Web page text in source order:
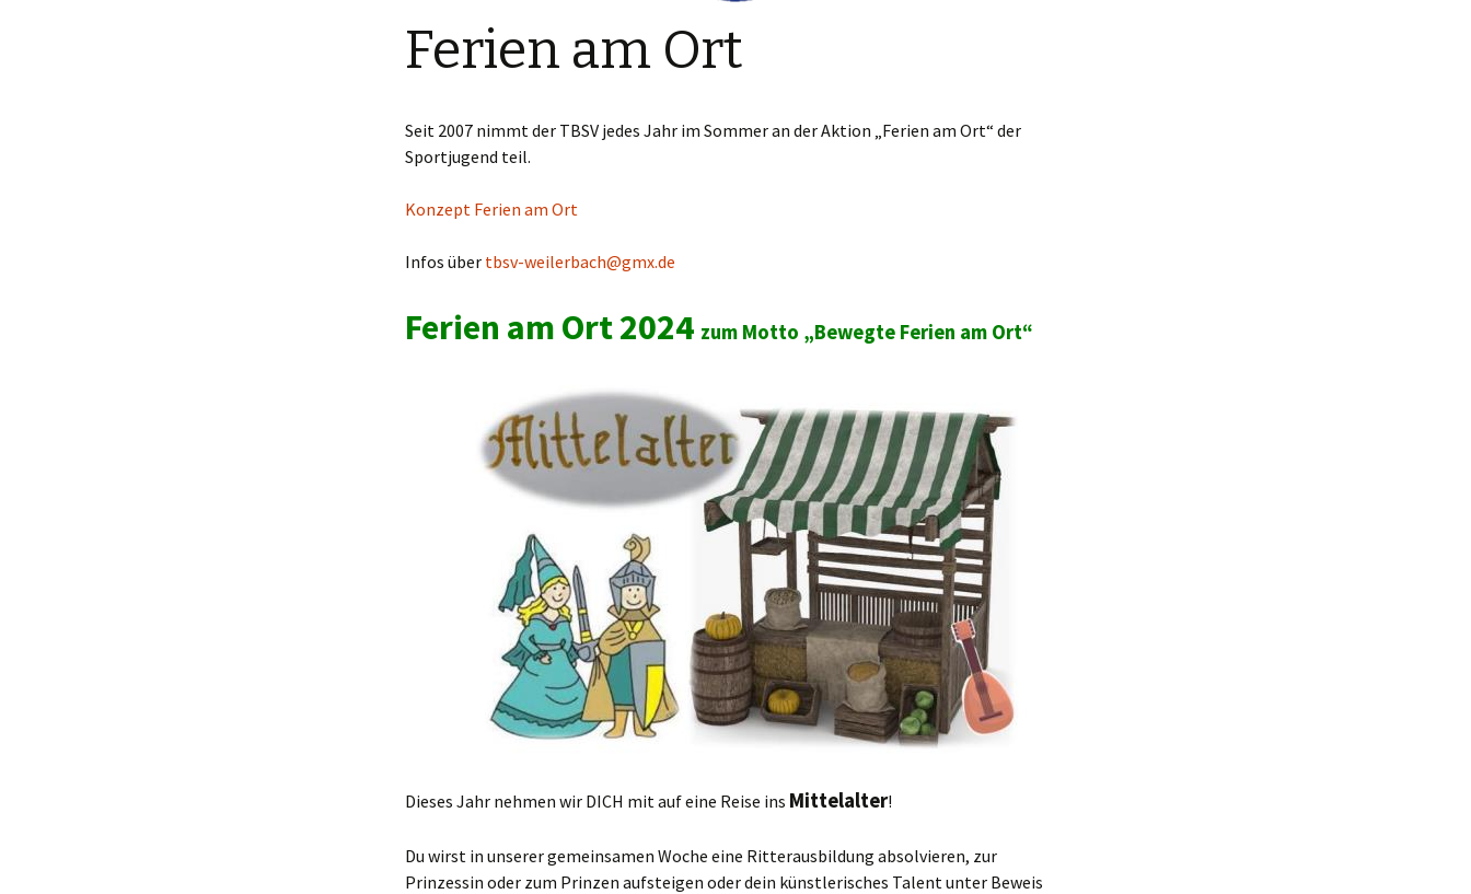
Eltern-Kind-Turnen
Kinderturnen für 5-6
Jährige
Kinderturnen ab 7 Jahre
Ferien am Ort
Seit 2007 nimmt der TBSV jedes Jahr im Sommer an der Aktion „Ferien am Ort“ der
Sportjugend teil.
Konzept Ferien am Ort
Infos über tbsv-weilerbach@gmx.de
Ferien am Ort 2024 zum Motto „Bewegte Ferien am Ort“
Dieses Jahr nehmen wir DICH mit auf eine Reise ins Mittelalter!
Du wirst in unserer gemeinsamen Woche eine Ritterausbildung absolvieren, zur
Prinzessin oder zum Prinzen aufsteigen oder dein künstlerisches Talent unter Beweis